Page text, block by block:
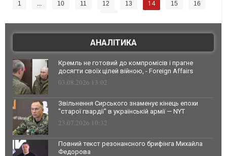
1 ... 10 11 12 13 14 15
16
АНАЛІТИКА
Кремль не готовий до компромісів і прагне
досягти своїх цілей війною, - Foreign Affairs
03.08.2026 13:02
Звільнення Сирського знаменує кінець епохи
"старої гвардії" в українській армії — NYT
23.07.2026 10:32
Повний текст резонансного брифінга Михайла
Федорова